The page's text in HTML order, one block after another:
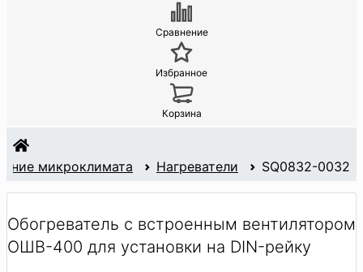
Сравнение
Избранное
Корзина
микроклимата Нагреватели SQ0832-0032
Обогреватель с встроенным вентилятором
ОШВ-400 для установки на DIN-рейку